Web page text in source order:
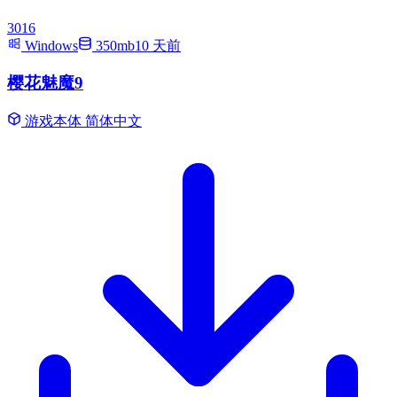
3016
Windows
350mb10 天前
樱花魅魔9
游戏本体 简体中文